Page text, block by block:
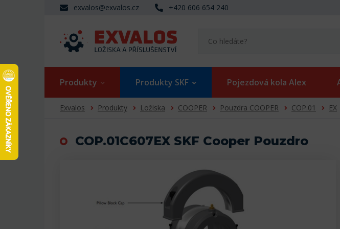
exvalos@exvalos.cz +420 606 654 240
Produkty Produkty SKF Pojezdová kola Alex
Exvalos Produkty Ložiska COOPER Pouzdra COOPER COP.01 EX
COP.01C607EX SKF Cooper Pouzdro